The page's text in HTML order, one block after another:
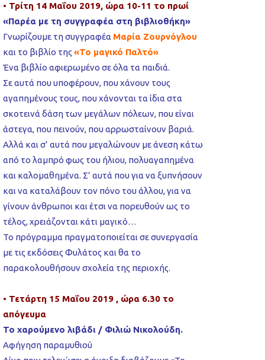
• Τρίτη 14 Μαΐου 2019, ώρα 10-11 το πρωί
«Παρέα με τη συγγραφέα στη βιβλιοθήκη»
Γνωρίζουμε τη συγγραφέα Μαρία Ζουρνόγλου
και το βιβλίο της «Το μαγικό Παλτό»
Ένα βιβλίο αφιερωμένο σε όλα τα παιδιά.
Σε αυτά που υποφέρουν, που χάνουν τους
αγαπημένους τους, που χάνονται τα ίδια στα
σκοτεινά δάση των μεγάλων πόλεων, που είναι
άστεγα, που πεινούν, που αρρωσταίνουν βαριά.
Αλλά και σ’ αυτά που μεγαλώνουν με άνεση κάτω
από το λαμπρό φως του ήλιου, πολυαγαπημένα
και καλομαθημένα. Σ’ αυτά που για να ξυπνήσουν
και να καταλάβουν τον πόνο του άλλου, για να
γίνουν άνθρωποι και έτσι να πορευθούν ως το
τέλος, χρειάζονται κάτι μαγικό…
Το πρόγραμμα πραγματοποιείται σε συνεργασία
με τις εκδόσεις Φυλάτος και θα το
παρακολουθήσουν σχολεία της περιοχής.
• Τετάρτη 15 Μαΐου 2019 , ώρα 6.30 το
απόγευμα
Το χαρούμενο λιβάδι / Φιλιώ Νικολούδη.
Αφήγηση παραμυθιού